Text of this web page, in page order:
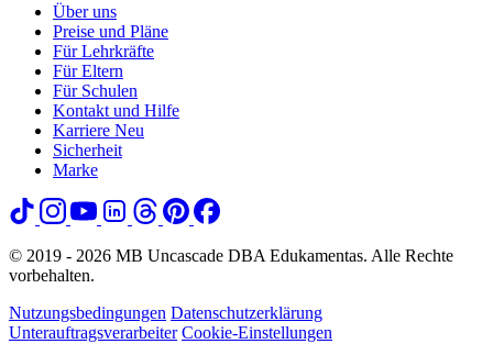
Über uns
Preise und Pläne
Für Lehrkräfte
Für Eltern
Für Schulen
Kontakt und Hilfe
Karriere Neu
Sicherheit
Marke
© 2019 - 2026 MB Uncascade DBA Edukamentas. Alle Rechte
vorbehalten.
Nutzungsbedingungen Datenschutzerklärung
Unterauftragsverarbeiter Cookie-Einstellungen